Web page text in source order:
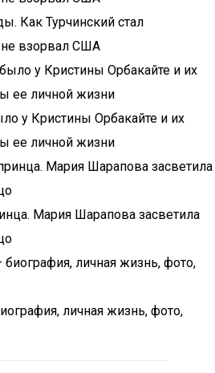
Как Турчинский стал
взорвал США
у Кристины Орбакайте и их
ее личной жизни
Мария Шарапова засветила
личная жизнь, фото,